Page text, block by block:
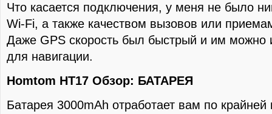
Что касается подключения, у меня не было
Wi-Fi, а также качеством вызовов или
Даже GPS скорость был быстрый и им можно
для навигации.
Homtom HT17 Обзор: БАТАРЕЯ
Батарея 3000mAh отработает вам по